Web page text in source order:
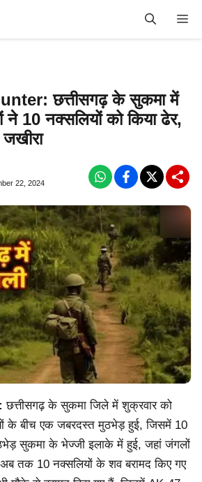
छत्तीसगढ़ के सुकमा में
ने 10 नक्सलियों को किया ढेर,
जखीरा
22, 2024
छत्तीसगढ़ के सुकमा जिले में शुक्रवार को
के बीच एक जबरदस्त मुठभेड़ हुई, जिसमें 10
सुकमा के भेज्जी इलाके में हुई, जहां जंगलों
तक 10 नक्सलियों के शव बरामद किए गए